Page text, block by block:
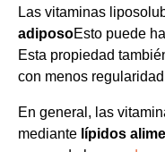
Las vitaminas
adiposoEsto puede
Esta propiedad
con menos
En general, las
mediante lípidos